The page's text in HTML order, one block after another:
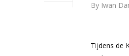
By Iwan
Tijdens de